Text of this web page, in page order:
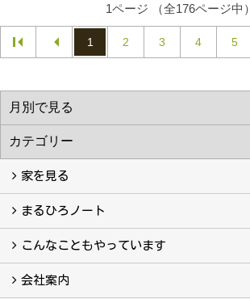
1ページ （全176ページ中）
1 2 3 4 5
家を見る
フォトギャラリー
現場レポート
完工事例
お客様の声
まるひろノート
真っ直ぐの家づくり
自慢の大工たち
こだわりの自然素材
快適な家のエッセンス
注文住宅ができるまで
こんなこともやっています
こんなこともやっています
会社案内